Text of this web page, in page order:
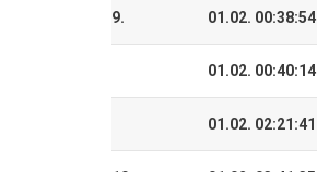
9. 01.02. 00:38:54
01.02. 00:40:14
01.02. 02:21:41